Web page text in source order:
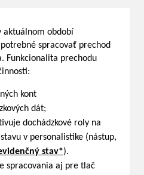
aktuálnom období
spracovať prechod
Funkcionalita prechodu
kont
dát;
dochádzkové roly na
v personalistike (nástup,
stav*).
spracovania aj pre tlač